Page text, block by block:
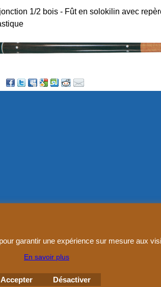
1/2 bois - Fût en solokilin avec
garantir une expérience sur mesure aux
En savoir plus
Accepter Désactiver